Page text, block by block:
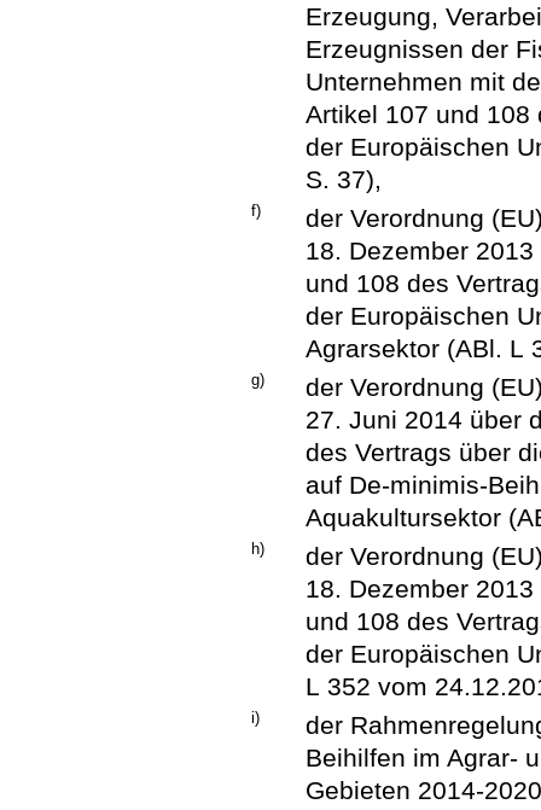
Erzeugung,
Erzeugnissen der
Unternehmen mit
Artikel 107 und 108
der Europäischen
S. 37),
f)
der Verordnung
18. Dezember
und 108 des
der Europäischen
Agrarsektor (ABl. L
g)
der Verordnung
27. Juni 2014 über
des Vertrags über
auf De-minimis-
Aquakultursektor
h)
der Verordnung
18. Dezember
und 108 des
der Europäischen
L 352 vom
i)
der
Beihilfen im Agrar-
Gebieten 2014-